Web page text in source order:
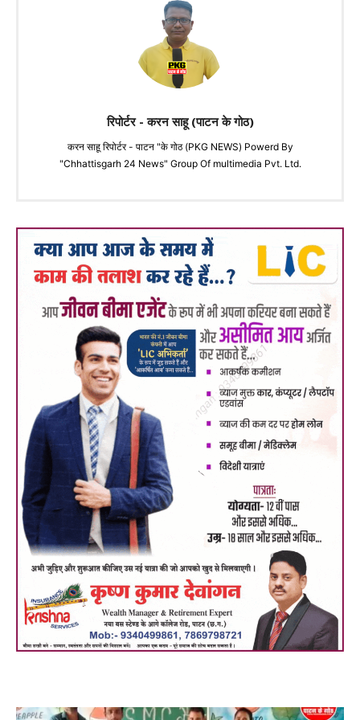
रिपोर्टर - करन साहू (पाटन के गोठ)
करन साहू रिपोर्टर - पाटन "के गोठ (PKG NEWS) Powerd By
"Chhattisgarh 24 News" Group Of multimedia Pvt. Ltd.